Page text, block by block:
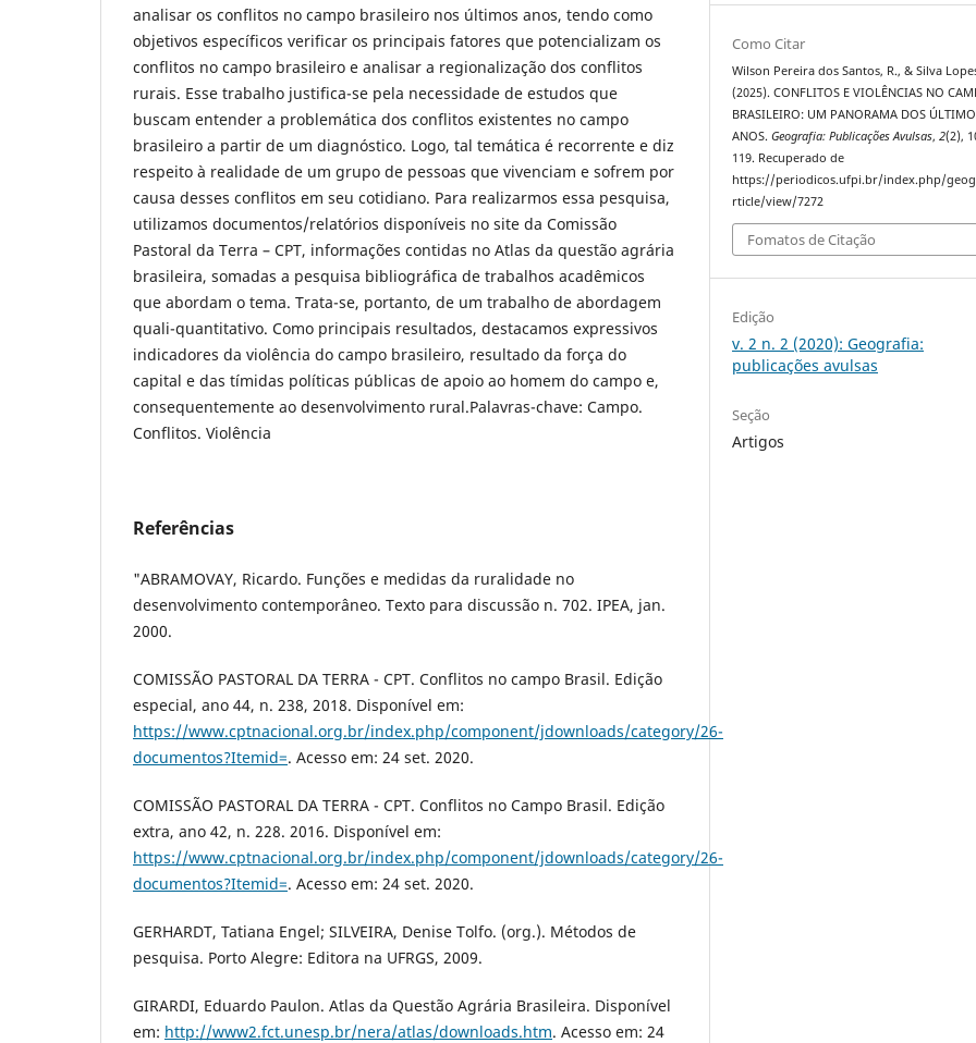
analisar os conflitos no campo brasileiro nos últimos anos, tendo como
objetivos específicos verificar os principais fatores que potencializam os
conflitos no campo brasileiro e analisar a regionalização dos conflitos
rurais. Esse trabalho justifica-se pela necessidade de estudos que
buscam entender a problemática dos conflitos existentes no campo
brasileiro a partir de um diagnóstico. Logo, tal temática é recorrente e diz
respeito à realidade de um grupo de pessoas que vivenciam e sofrem por
causa desses conflitos em seu cotidiano. Para realizarmos essa pesquisa,
utilizamos documentos/relatórios disponíveis no site da Comissão
Pastoral da Terra – CPT, informações contidas no Atlas da questão agrária
brasileira, somadas a pesquisa bibliográfica de trabalhos acadêmicos
que abordam o tema. Trata-se, portanto, de um trabalho de abordagem
quali-quantitativo. Como principais resultados, destacamos expressivos
indicadores da violência do campo brasileiro, resultado da força do
capital e das tímidas políticas públicas de apoio ao homem do campo e,
consequentemente ao desenvolvimento rural.Palavras-chave: Campo.
Conflitos. Violência
Referências
"ABRAMOVAY, Ricardo. Funções e medidas da ruralidade no
desenvolvimento contemporâneo. Texto para discussão n. 702. IPEA, jan.
2000.
COMISSÃO PASTORAL DA TERRA - CPT. Conflitos no campo Brasil. Edição
especial, ano 44, n. 238, 2018. Disponível em:
https://www.cptnacional.org.br/index.php/component/jdownloads/category/26-
documentos?Itemid=. Acesso em: 24 set. 2020.
COMISSÃO PASTORAL DA TERRA - CPT. Conflitos no Campo Brasil. Edição
extra, ano 42, n. 228. 2016. Disponível em:
https://www.cptnacional.org.br/index.php/component/jdownloads/category/26-
documentos?Itemid=. Acesso em: 24 set. 2020.
GERHARDT, Tatiana Engel; SILVEIRA, Denise Tolfo. (org.). Métodos de
pesquisa. Porto Alegre: Editora na UFRGS, 2009.
GIRARDI, Eduardo Paulon. Atlas da Questão Agrária Brasileira. Disponível
em: http://www2.fct.unesp.br/nera/atlas/downloads.htm. Acesso em: 24
Como Citar
Wilson Pereira dos Santos, R., & Silva
(2025). CONFLITOS E VIOLÊNCIAS NO
BRASILEIRO: UM PANORAMA DOS
ANOS.Geografia: Publicações Avulsas,2(2),
119. Recuperado de
https://periodicos.ufpi.br/index.php/
rticle/view/7272
Fomatos de Citação
Edição
v. 2 n. 2 (2020): Geografia:
publicações avulsas
Seção
Artigos